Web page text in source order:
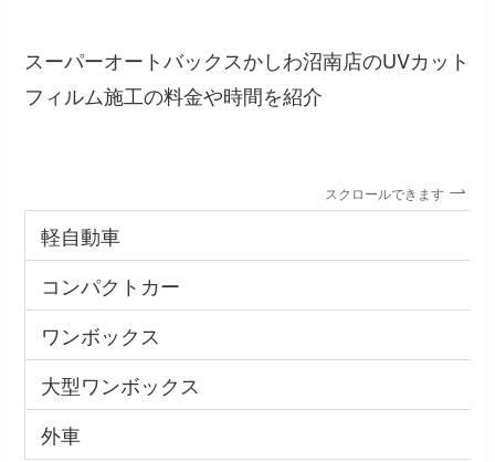
スーパーオートバックスかしわ沼南店のUVカット
フィルム施工の料金や時間を紹介
スクロールできます
軽自動車
コンパクトカー
ワンボックス
大型ワンボックス
外車